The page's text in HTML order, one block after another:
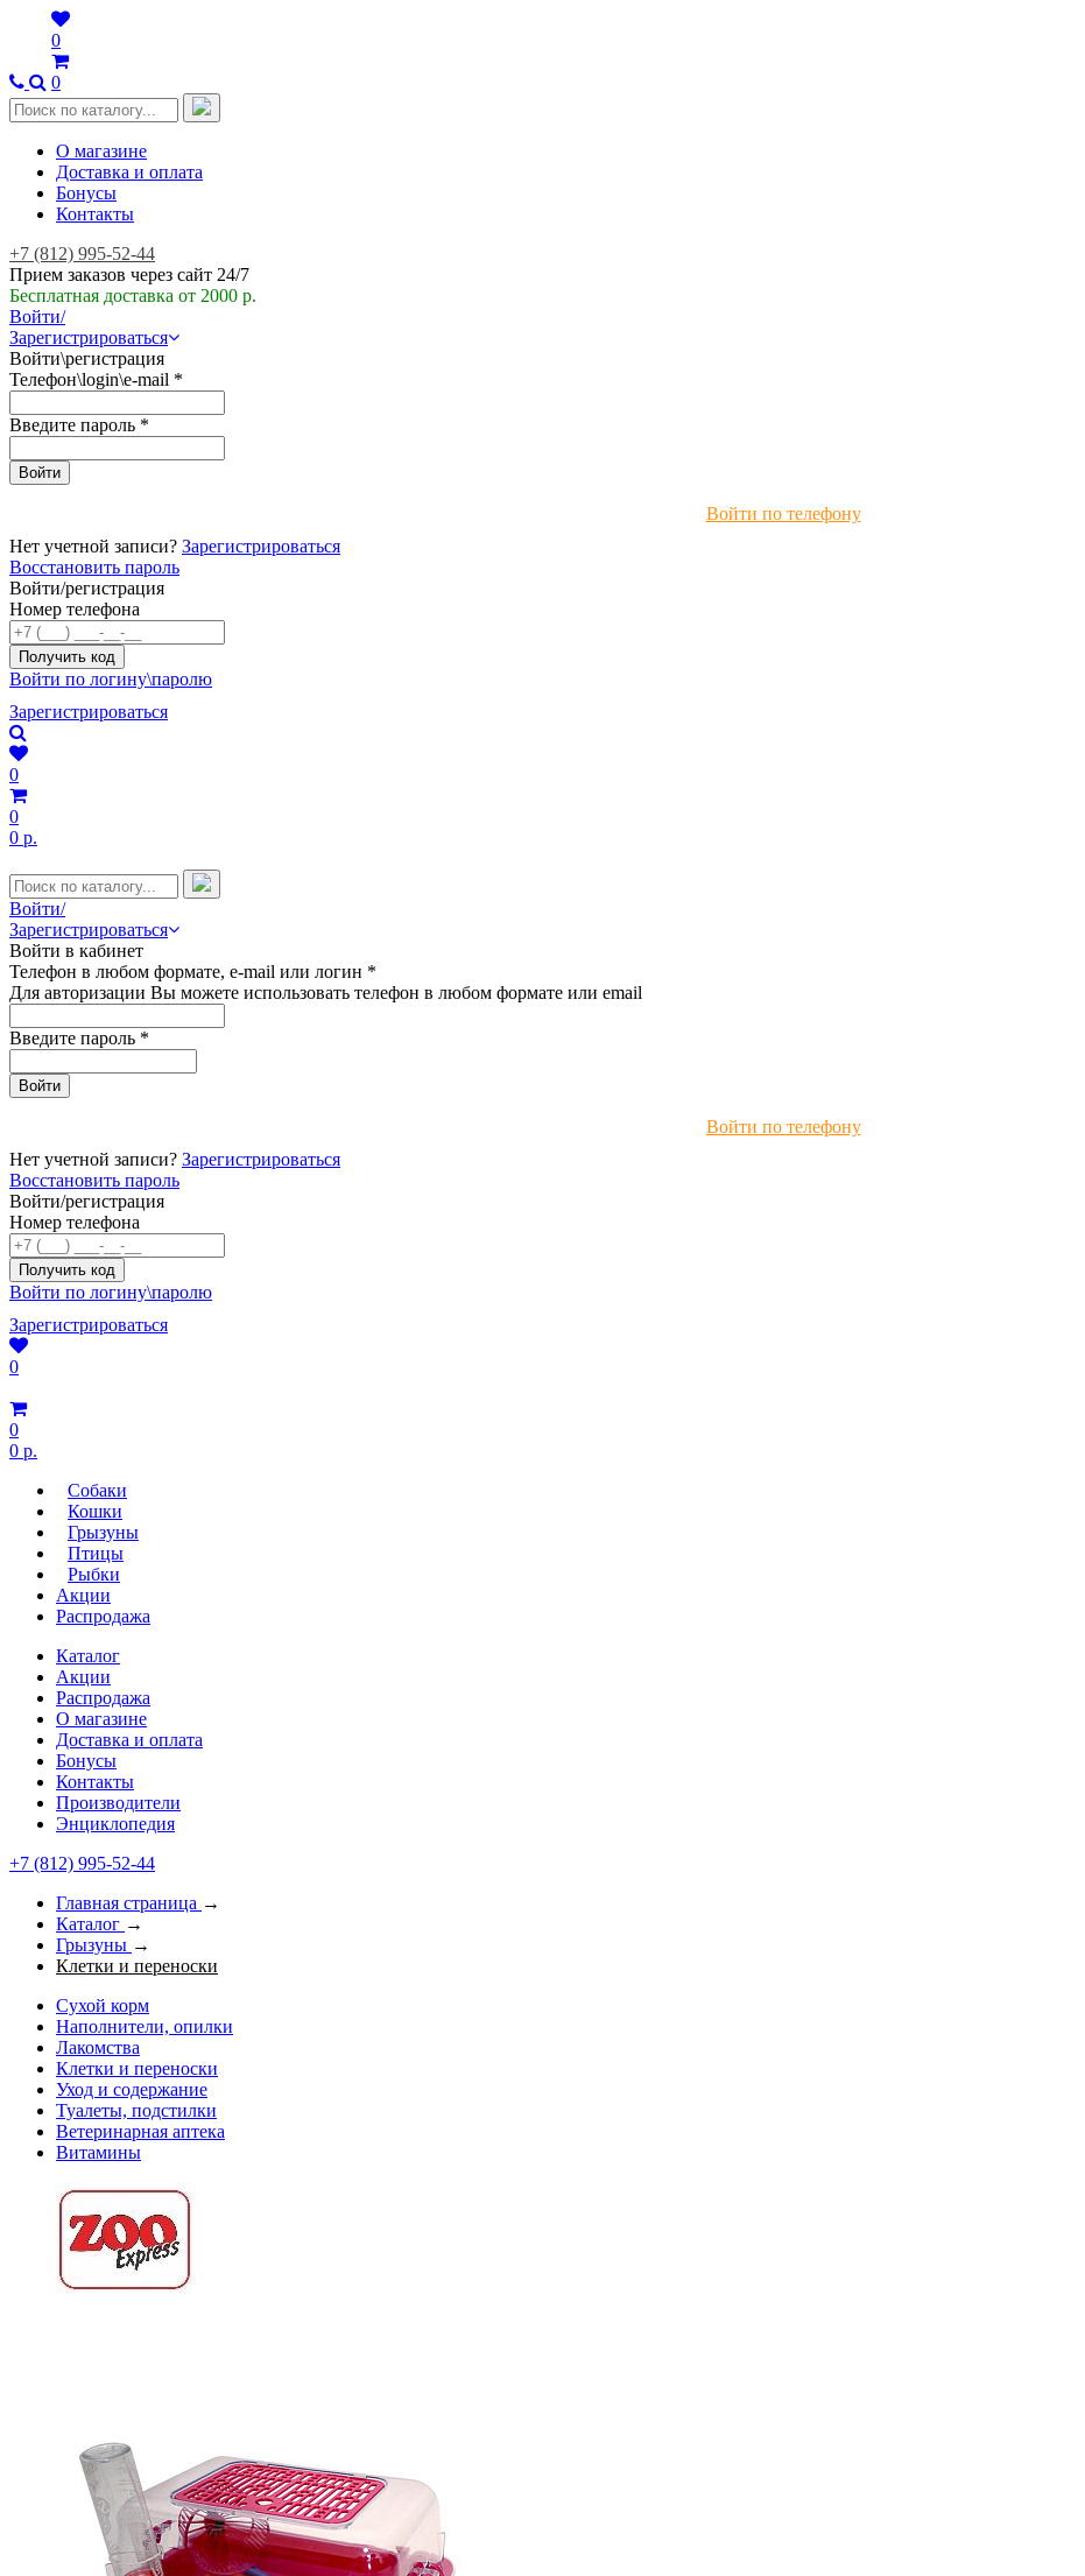
0
0
О магазине
Доставка и оплата
Бонусы
Контакты
+7 (812) 995-52-44
Прием заказов через сайт 24/7
Бесплатная доставка от 2000 р.
Войти/
Зарегистрироваться
Войти\регистрация
Телефон\login\e-mail *
Введите пароль *
Войти по телефону
Нет учетной записи? Зарегистрироваться
Восстановить пароль
Войти/регистрация
Номер телефона
Войти по логину\паролю
Зарегистрироваться
0
0
0 р.
Войти/
Зарегистрироваться
Войти в кабинет
Телефон в любом формате, e-mail или логин *
Для авторизации Вы можете использовать телефон в любом формате или email
Введите пароль *
Войти по телефону
Нет учетной записи? Зарегистрироваться
Восстановить пароль
Войти/регистрация
Номер телефона
Войти по логину\паролю
Зарегистрироваться
0
0
0 р.
Собаки
Кошки
Грызуны
Птицы
Рыбки
Акции
Распродажа
Каталог
Акции
Распродажа
О магазине
Доставка и оплата
Бонусы
Контакты
Производители
Энциклопедия
+7 (812) 995-52-44
Главная страница →
Каталог →
Грызуны →
Клетки и переноски
Сухой корм
Наполнители, опилки
Лакомства
Клетки и переноски
Уход и содержание
Туалеты, подстилки
Ветеринарная аптека
Витамины